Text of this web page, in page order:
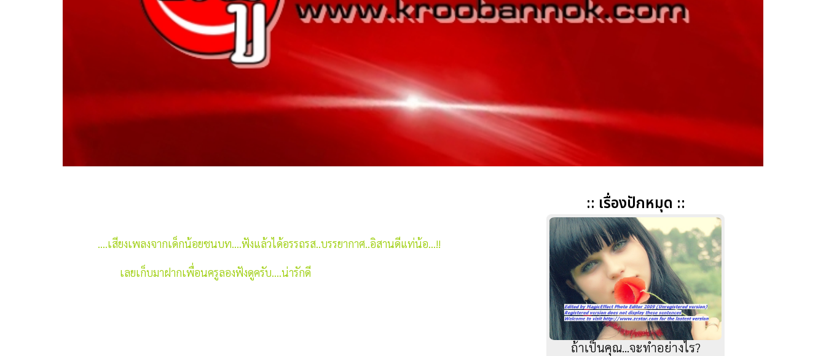
....เสียงเพลงจากเด็กน้อยชนบท....ฟังแล้วได้อรรถรส..บรรยากาศ..อิสานดีแท่น้อ...!!
เลยเก็บมาฝากเพื่อนครูลองฟังดูครับ....น่ารักดี
:: เรื่องปักหมุด ::
ถ้าเป็นคุณ...จะทำอย่างไร?